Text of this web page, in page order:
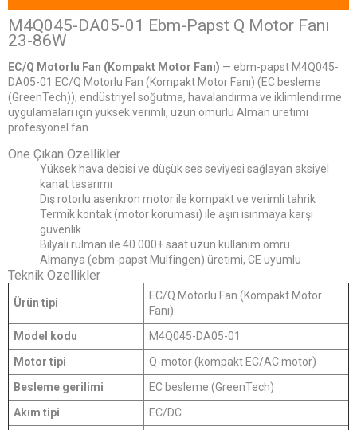
M4Q045-DA05-01 Ebm-Papst Q Motor Fanı
23-86W
EC/Q Motorlu Fan (Kompakt Motor Fanı) — ebm-papst M4Q045-
DA05-01 EC/Q Motorlu Fan (Kompakt Motor Fanı) (EC besleme
(GreenTech)); endüstriyel soğutma, havalandırma ve iklimlendirme
uygulamaları için yüksek verimli, uzun ömürlü Alman üretimi
profesyonel fan.
Öne Çıkan Özellikler
Yüksek hava debisi ve düşük ses seviyesi sağlayan aksiyel
kanat tasarımı
Dış rotorlu asenkron motor ile kompakt ve verimli tahrik
Termik kontak (motor koruması) ile aşırı ısınmaya karşı
güvenlik
Bilyalı rulman ile 40.000+ saat uzun kullanım ömrü
Almanya (ebm-papst Mulfingen) üretimi, CE uyumlu
Teknik Özellikler
Ürün tipi
EC/Q Motorlu Fan (Kompakt Motor
Fanı)
Model kodu
M4Q045-DA05-01
Motor tipi
Q-motor (kompakt EC/AC motor)
Besleme gerilimi
EC besleme (GreenTech)
Akım tipi
EC/DC